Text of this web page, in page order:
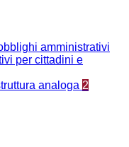
amministrativi
per cittadini e
analoga 2